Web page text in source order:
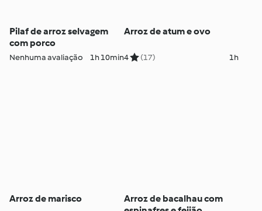
Pilaf de arroz selvagem
com porco
Nenhuma avaliação 1h 10min
Arroz de atum e ovo
4 (17) 1h
Arroz de marisco
Arroz de bacalhau com